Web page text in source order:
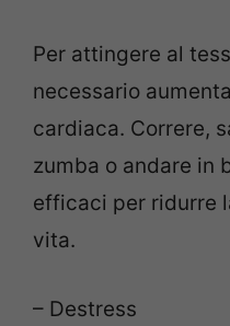
Per attingere al
necessario
cardiaca. Correre,
zumba o andare in
efficaci per ridurre
vita.
– Destress